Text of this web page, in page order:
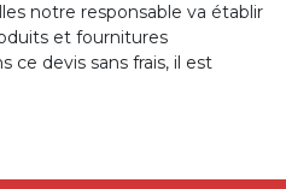
notre responsable va établir
et fournitures
ce devis sans frais, il est